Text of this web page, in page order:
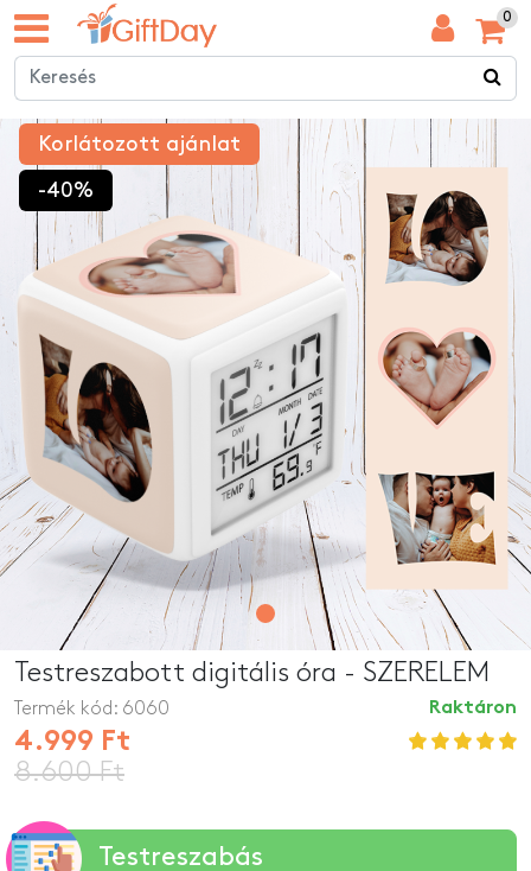
0
Korlátozott ajánlat
-40%
Testreszabott digitális óra - SZERELEM
Raktáron
Termék kód: 6060
4.999 Ft
8.600 Ft
Testreszabás